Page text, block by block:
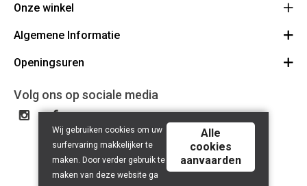
Onze winkel
Ecoflora
1500 Halle
32(0)2.361.77.61
BE 0886.319.484
Algemene Informatie
Vacatures
Bestellen en Betalen
Bio certificaat
Nuttige links
Openingsuren
Maandag : gesloten
Dinsdag: 09:00 - 17:00
Woensdag: 09:00 - 17:00
Donderdag: 09:00 - 17:00
Vrijdag: 09:00 - 17:00
Volg ons op sociale media
Wij gebruiken cookies om uw
surfervaring makkelijker te
maken. Door verder gebruik te
maken van deze website ga
Alle
cookies
aanvaarden